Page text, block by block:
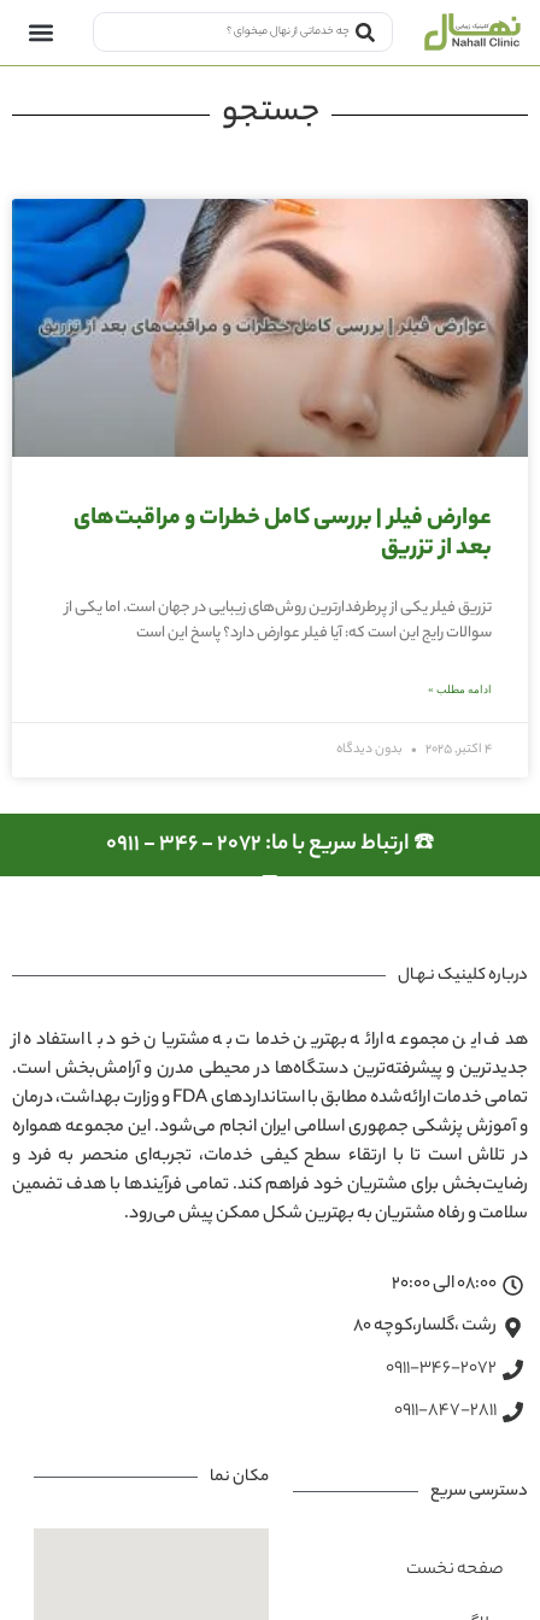
جستجو
عوارض فیلر | بررسی کامل خطرات و مراقبت‌های
بعد از تزریق
تزریق فیلر یکی از پرطرفدارترین روش‌های زیبایی در جهان است. اما یکی از
سوالات رایج این است که: آیا فیلر عوارض دارد؟ پاسخ این است
ادامه مطلب »
4 اکتبر, 2025 بدون دیدگاه
☎️ ارتباط سریع با ما: 2072 - 346 - 0911
درباره کلینیک نـهـال
هدف این مجموعه ارائه بهترین خدمات به مشتریان خود با استفاده از
جدیدترین و پیشرفته‌ترین دستگاه‌ها در محیطی مدرن و آرامش‌بخش است.
تمامی خدمات ارائه‌شده مطابق با استانداردهای FDA و وزارت بهداشت، درمان
و آموزش پزشکی جمهوری اسلامی ایران انجام می‌شود. این مجموعه همواره
در تلاش است تا با ارتقاء سطح کیفی خدمات، تجربه‌ای منحصر به فرد و
رضایت‌بخش برای مشتریان خود فراهم کند. تمامی فرآیندها با هدف تضمین
سلامت و رفاه مشتریان به بهترین شکل ممکن پیش می‌رود.
08:00 الی 20:00
رشت ،گلسار،کوچه ۸۰
0911-346-2072
0911-847-2811
دسترسی سریع
صفحه نخست
مکان نما